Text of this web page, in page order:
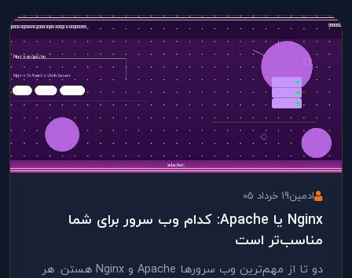
ادمین19 خرداد 05
Nginx یا Apache: کدام وب سرور برای شما
مناسب‌تر است
دو تا از مهم‌ترین وب سرورها Apache و Nginx هستن. هر